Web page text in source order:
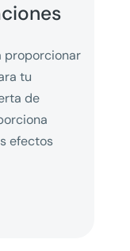
proporcionar
tu
de
efectos